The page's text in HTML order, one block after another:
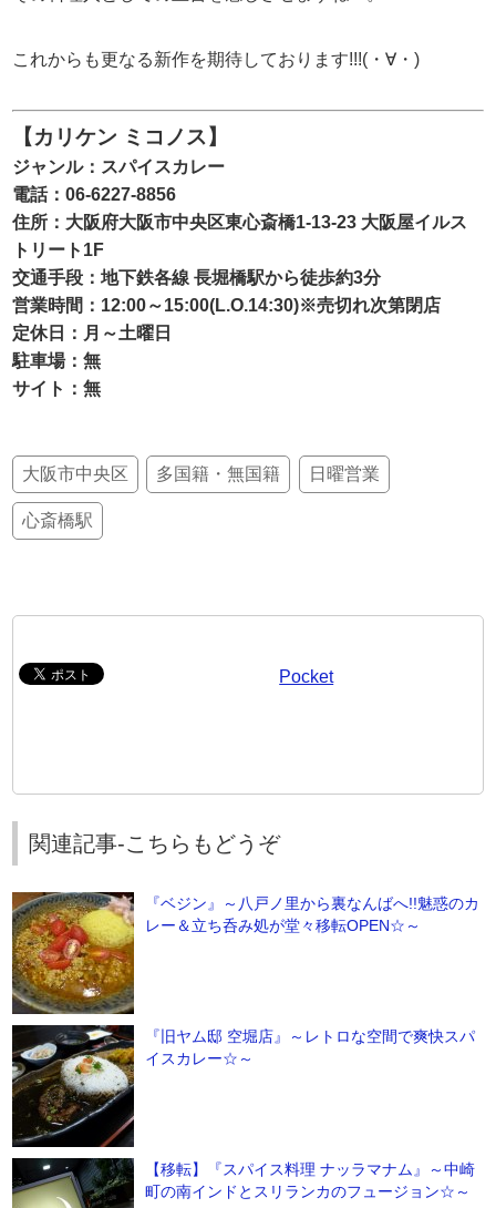
これからも更なる新作を期待しております!!!(・∀・)
【カリケン ミコノス】
ジャンル：スパイスカレー
電話：06-6227-8856
住所：大阪府大阪市中央区東心斎橋1-13-23 大阪屋イルス
トリート1F
交通手段：地下鉄各線 長堀橋駅から徒歩約3分
営業時間：12:00～15:00(L.O.14:30)※売切れ次第閉店
定休日：月～土曜日
駐車場：無
サイト：無
大阪市中央区 多国籍・無国籍 日曜営業
心斎橋駅
Pocket
関連記事-こちらもどうぞ
『ベジン』～八戸ノ里から裏なんばへ!!魅惑のカ
レー＆立ち呑み処が堂々移転OPEN☆～
『旧ヤム邸 空堀店』～レトロな空間で爽快スパ
イスカレー☆～
【移転】『スパイス料理 ナッラマナム』～中崎
町の南インドとスリランカのフュージョン☆～